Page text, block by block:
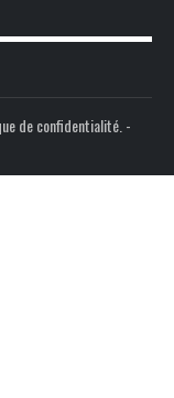
de confidentialité. -